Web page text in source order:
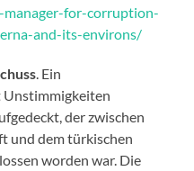
manager-for-corruption-
and-its-environs/
. Ein
Unstimmigkeiten
der zwischen
und dem türkischen
worden war. Die